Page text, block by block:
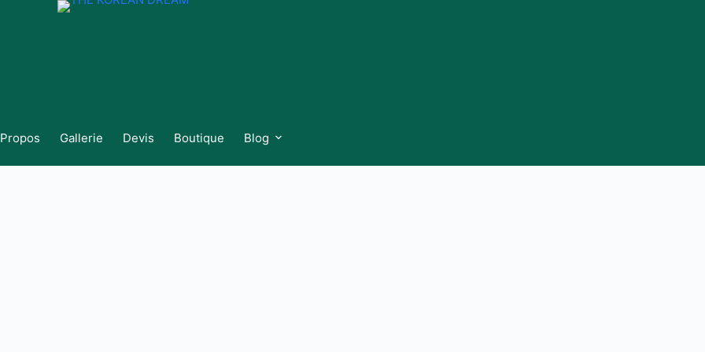
Gallerie Devis Boutique Blog